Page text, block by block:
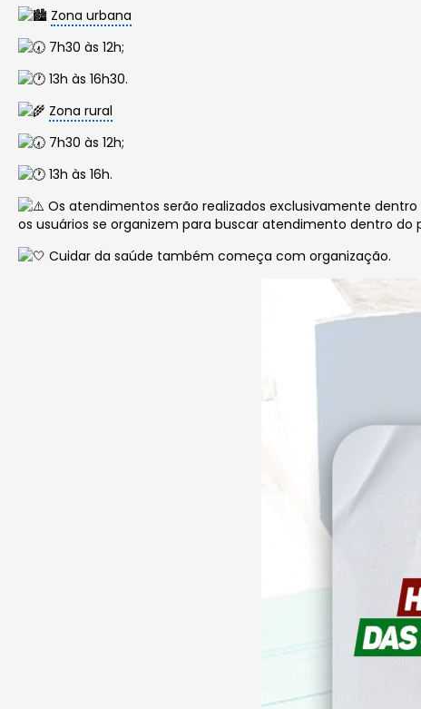
Zona urbana
7h30 às 12h;
13h às 16h30.
Zona rural
7h30 às 12h;
13h às 16h.
Os atendimentos serão realizados exclusivamente
os usuários se organizem para buscar atendimento dentro
Cuidar da saúde também começa com organização.